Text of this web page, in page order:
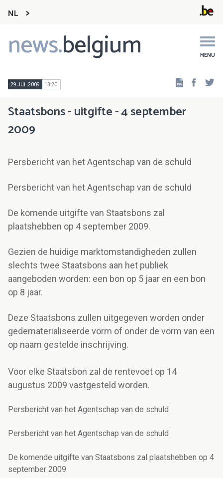
NL
news.belgium MENU
Main
navigation
29 JUL 2009 13:20
Staatsbons - uitgifte - 4 september
2009
Persbericht van het Agentschap van de schuld
Persbericht van het Agentschap van de schuld
De komende uitgifte van Staatsbons zal
plaatshebben op 4 september 2009.
Gezien de huidige marktomstandigheden zullen
slechts twee Staatsbons aan het publiek
aangeboden worden: een bon op 5 jaar en een bon
op 8 jaar.
Deze Staatsbons zullen uitgegeven worden onder
gedematerialiseerde vorm of onder de vorm van een
op naam gestelde inschrijving.
Voor elke Staatsbon zal de rentevoet op 14
augustus 2009 vastgesteld worden.
Persbericht van het Agentschap van de schuld
Persbericht van het Agentschap van de schuld
De komende uitgifte van Staatsbons zal plaatshebben op 4
september 2009.